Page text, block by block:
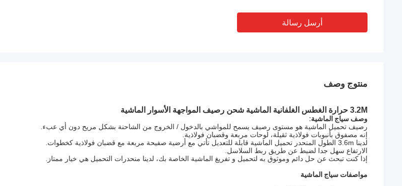
أرسل رسالة
منتوج وصف
3.2M حرارة الغطس الغلفانية الماشية شحن رصيف المواجهة الأسوار الماشية
وصف سياج الماشية:
رصيف تحميل الماشية هو مستوى رصيف يسمح للمواشي بالدخول / الخروج من الشاحنة بشكل مريح دون أي عبء.
إنه مصفوق بأنبوبات فولاذية ثقيلة، لوحات مربعة وقضبان فولاذية.
لدينا 3.6m الطول المنحدر تحميل الماشية قابلة للتعديل تأتي مع أرضية صفيحة مربعة مع قضبان فولاذية كخطوات.
الارتفاع سهل جدا لضبط عن طريق ربط السلاسل.
إذا كنت تبحث عن حل دائم وموثوق به لتحميل و تفريغ الماشية الخاصة بك، لدينا منحدرات التحميل هي خيار ممتاز.
مواصفات سياج الماشية